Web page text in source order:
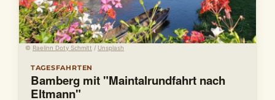
© Raelinn Doty Schmitt / Unsplash
TAGESFAHRTEN
Bamberg mit "Maintalrundfahrt nach
Eltmann"